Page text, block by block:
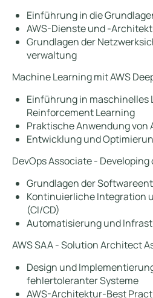
Einführung in die
AWS-Dienste und -
Grundlagen der
verwaltung
Machine Learning mit AWS
Einführung in maschinelles
Reinforcement Learning
Praktische Anwendung von
Entwicklung und
DevOps Associate - Developing
Grundlagen der
Kontinuierliche Integration
(CI/CD)
Automatisierung und
AWS SAA - Solution Architect
Design und
fehlertoleranter Systeme
AWS-Architektur-Best